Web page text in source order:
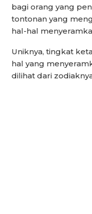
bagi orang yang
tontonan yang
hal-hal
Uniknya, tingkat
hal yang
dilihat dari